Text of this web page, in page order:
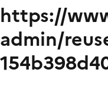
https://
admin/